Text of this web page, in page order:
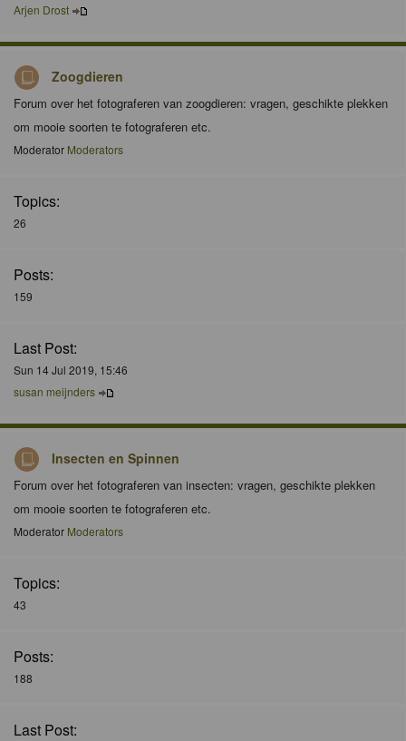
Arjen Drost
Zoogdieren
Forum over het fotograferen van zoogdieren: vragen, geschikte plekken
om mooie soorten te fotograferen etc.
Moderator Moderators
Topics:
26
Posts:
159
Last Post:
Sun 14 Jul 2019, 15:46
susan meijnders
Insecten en Spinnen
Forum over het fotograferen van insecten: vragen, geschikte plekken
om mooie soorten te fotograferen etc.
Moderator Moderators
Topics:
43
Posts:
188
Last Post: